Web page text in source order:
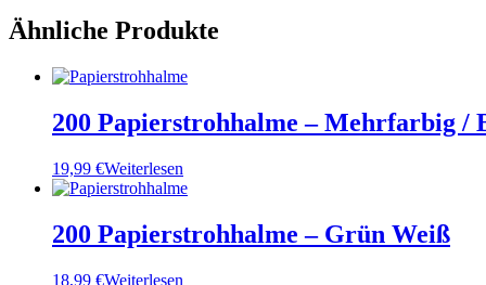
Ähnliche Produkte
200 Papierstrohhalme – Mehrfarbig /
19,99 €Weiterlesen
200 Papierstrohhalme – Grün Weiß
18,99 €Weiterlesen